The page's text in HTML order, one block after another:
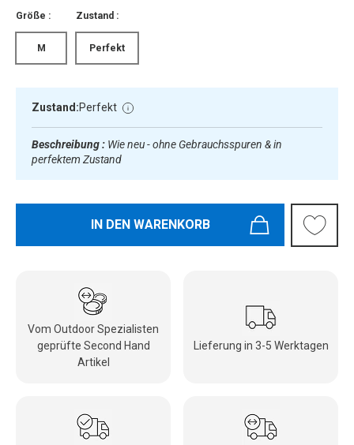
Größe :
M
Zustand :
Perfekt
Zustand:Perfekt
Beschreibung : Wie neu - ohne Gebrauchsspuren & in
perfektem Zustand
IN DEN WARENKORB
Vom Outdoor Spezialisten
geprüfte Second Hand
Artikel
Lieferung in 3-5 Werktagen